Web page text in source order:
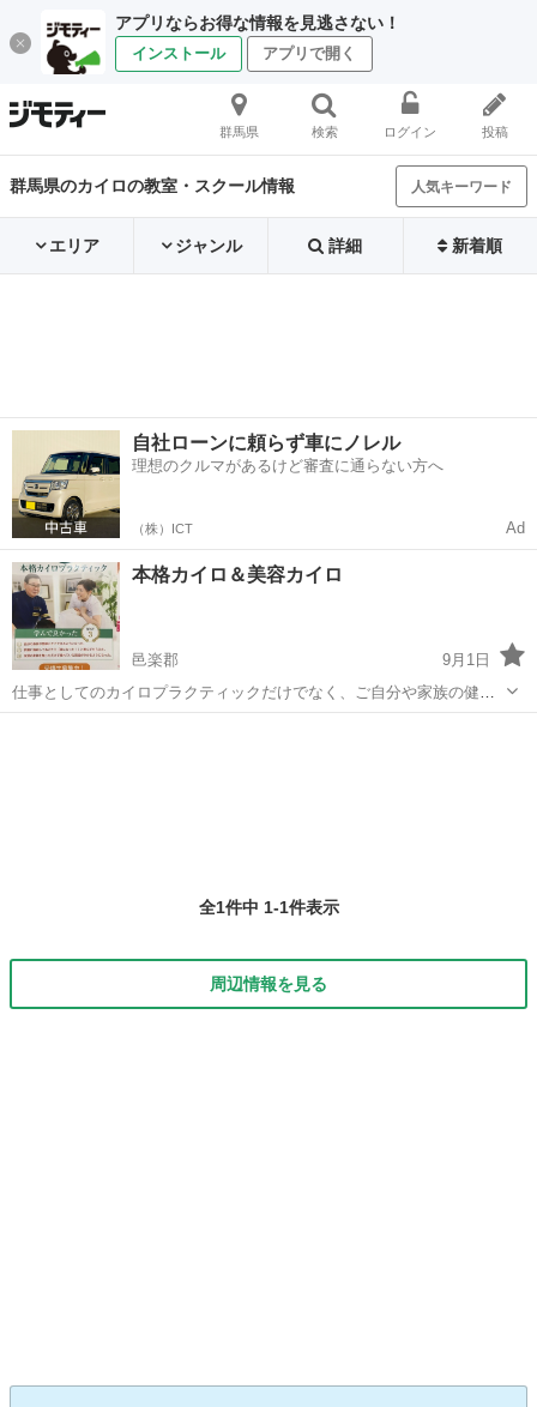
アプリならお得な情報を見逃さない！
インストール アプリで開く
群馬県 検索 ログイン 投稿
群馬県のカイロの教室・スクール情報 人気キーワード
エリア ジャンル 詳細 新着順
自社ローンに頼らず車にノレル
理想のクルマがあるけど審査に通らない方へ
（株）ICT Ad
本格カイロ＆美容カイロ
邑楽郡
9月1日
仕事としてのカイロプラクティックだけでなく、ご自分や家族の健康
や美容の為に。 骨格から皮膚までのトータルケアを学んでみません
全1件中 1-1件表示
周辺情報を見る